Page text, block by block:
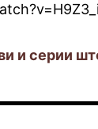
и серии